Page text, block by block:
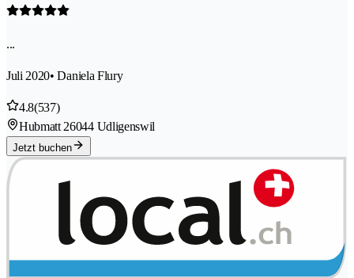
...
Juli 2020• Daniela Flury
4.8(537)
Hubmatt 26044 Udligenswil
Jetzt buchen